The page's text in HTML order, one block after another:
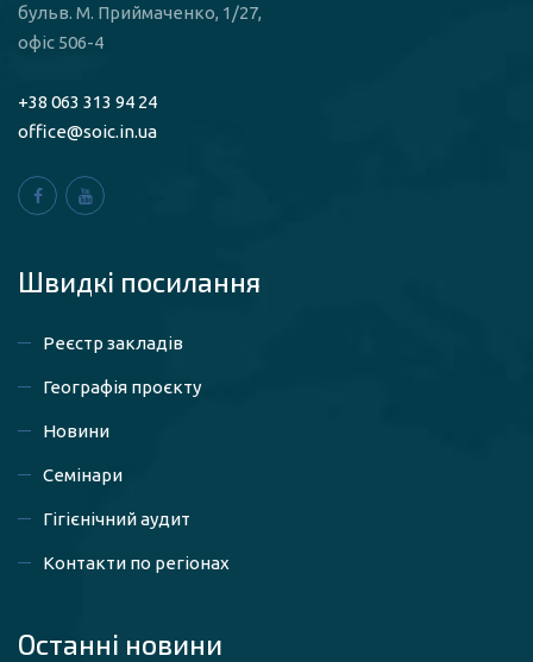
бульв. М. Приймаченко, 1/27,
офіс 506-4
+38 063 313 94 24
office@soic.in.ua
Швидкі посилaння
Реєстр закладів
Географія проєкту
Новини
Семінари
Гігієнічний аудит
Контакти по регіонах
Останні новини